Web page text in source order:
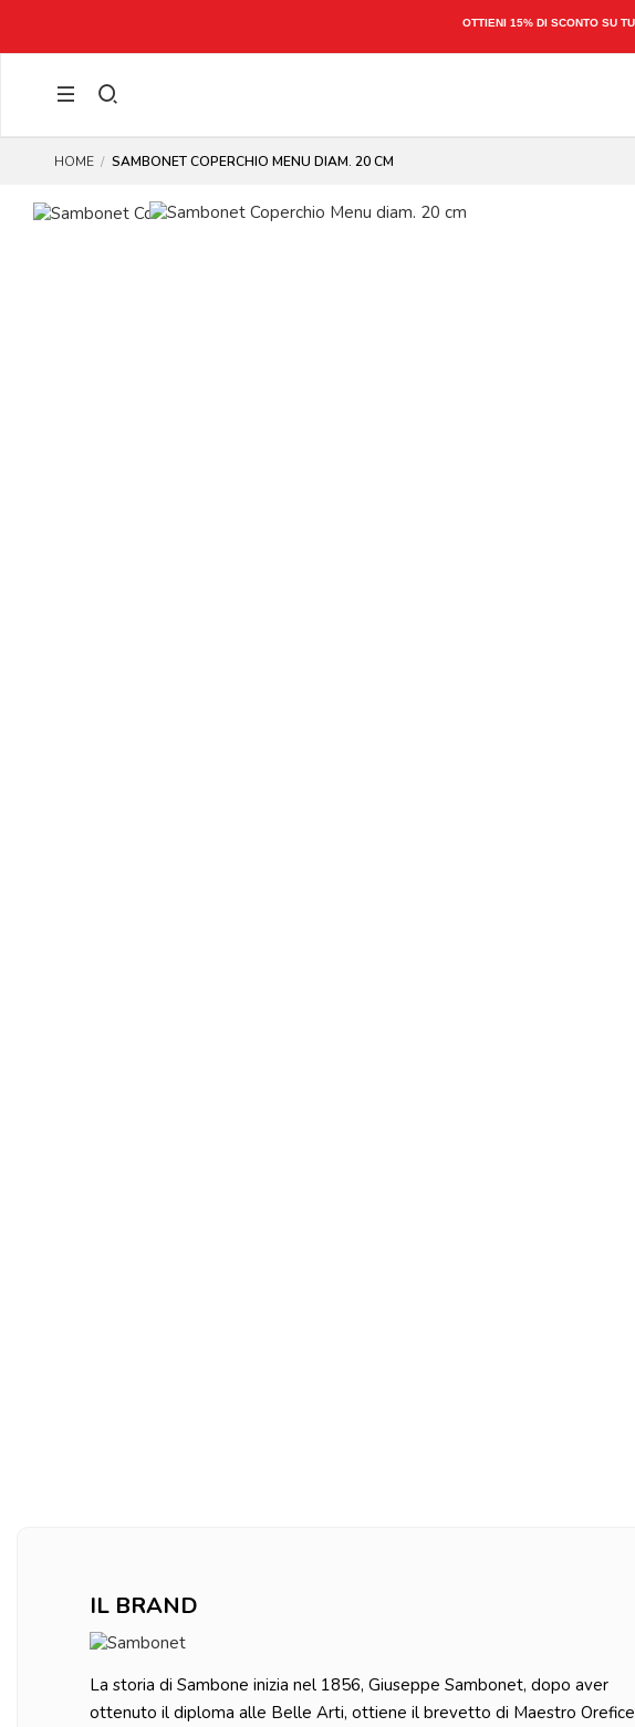
HOME SAMBONET COPERCHIO MENU DIAM. 20 CM
IL BRAND
La storia di Sambone inizia nel 1856, Giuseppe Sambonet, dopo aver
ottenuto il diploma alle Belle Arti, ottiene il brevetto di Maestro